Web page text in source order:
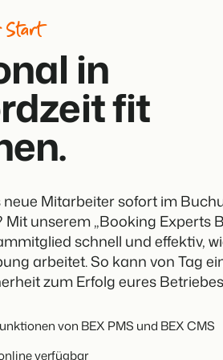
Ferienimmobilie.
auf
Start
in
fit
neue Mitarbeiter sofort im
unserem „Booking Experts
schnell und effektiv,
arbeitet. So kann von Tag
zum Erfolg eures
von BEX PMS und BEX CMS
verfügbar